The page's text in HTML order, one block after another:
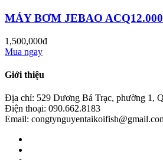
MÁY BƠM JEBAO
1,500,000đ
Mua ngay
Giới thiệu
Địa chỉ: 529 Dương Bá Trạc, phường 1,
Điện thoại: 090.662.8183
Email: